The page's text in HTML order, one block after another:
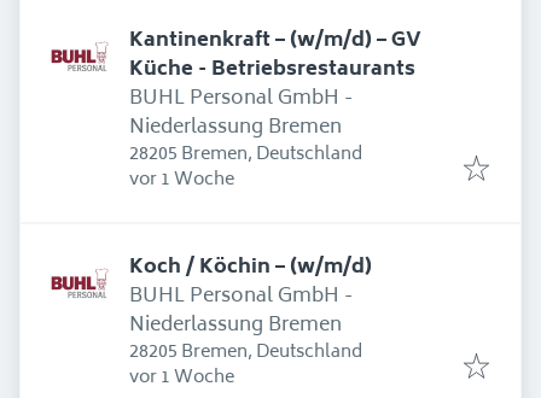
Kantinenkraft – (w/m/d) – GV
Küche - Betriebsrestaurants
BUHL Personal GmbH -
Niederlassung Bremen
28205 Bremen, Deutschland
Erschienen:
vor 1 Woche
Koch / Köchin – (w/m/d)
BUHL Personal GmbH -
Niederlassung Bremen
28205 Bremen, Deutschland
Erschienen:
vor 1 Woche